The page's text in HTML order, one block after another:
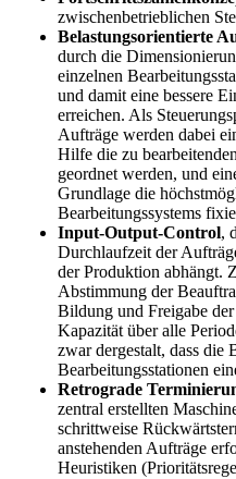
zwischenbetrieblichen
Belastungsorientierte
durch die
einzelnen
und damit eine bessere
erreichen. Als
Aufträge werden dabei
Hilfe die zu
geordnet werden, und
Grundlage die
Bearbeitungssystems
Input-Output-Control,
Durchlaufzeit der
der Produktion abhängt.
Abstimmung der
Bildung und Freigabe
Kapazität über alle
zwar dergestalt, dass die
Bearbeitungsstationen
Retrograde
zentral erstellten
schrittweise
anstehenden Aufträge
Heuristiken